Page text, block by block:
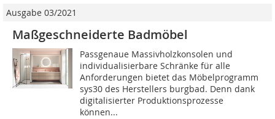
Ausgabe 03/2021
Maßgeschneiderte Badmöbel
Passgenaue Massivholzkonsolen und
individualisierbare Schränke für alle
Anforderungen bietet das Möbelprogramm
sys30 des Herstellers burgbad. Denn dank
digitalisierter Produktionsprozesse
können...